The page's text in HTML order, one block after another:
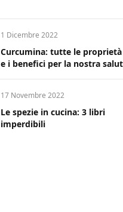
1 Dicembre 2022
Curcumina: tutte le proprietà
e i benefici per la nostra
17 Novembre 2022
Le spezie in cucina: 3 libri
imperdibili